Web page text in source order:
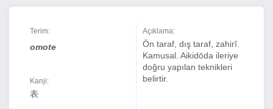
Terim:
omote
Kanji:
表
Açıklama:
Ön taraf, dış taraf, zahirî.
Kamusal. Aikidōda ileriye
doğru yapılan teknikleri
belirtir.